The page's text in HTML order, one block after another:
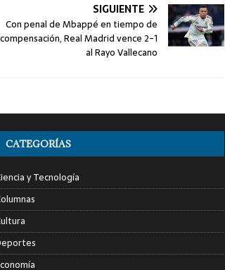
SIGUIENTE
Con penal de Mbappé en tiempo de
compensación, Real Madrid vence 2-1
al Rayo Vallecano
CATEGORÍAS
y Tecnología